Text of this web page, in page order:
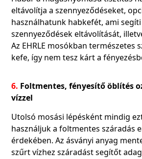
eltávolítja a szennyeződéseket,
használhatunk habkefét, ami
szennyeződések eltávolítását,
Az EHRLE mosókban természetes
kefe, így nem tesz kárt a
6. Foltmentes, fényesítő öblítés
vízzel
Utolsó mosási lépésként mindig
használjuk a foltmentes száradás
érdekében. Az ásványi anyag
szűrt vízhez száradást segítőt